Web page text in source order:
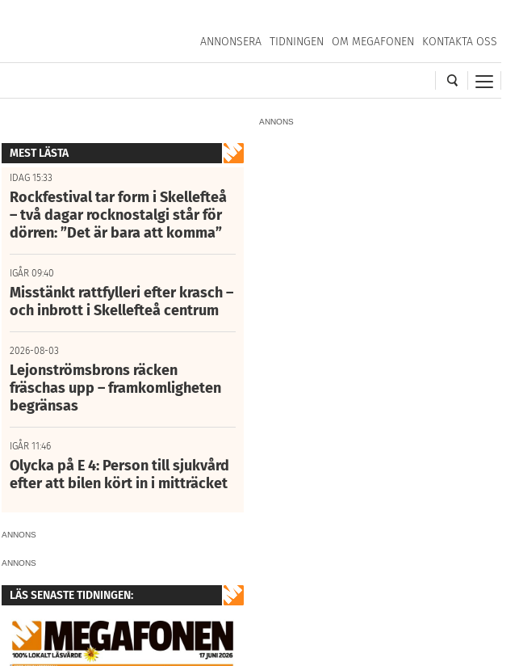
ANNONSERA TIDNINGEN OM MEGAFONEN KONTAKTA OSS
ANNONS
MEST LÄSTA
IDAG 15:33
Rockfestival tar form i Skellefteå
– två dagar rocknostalgi står för
dörren: ”Det är bara att komma”
IGÅR 09:40
Misstänkt rattfylleri efter krasch –
och inbrott i Skellefteå centrum
2026-08-03
Lejonströmsbrons räcken
fräschas upp – framkomligheten
begränsas
IGÅR 11:46
Olycka på E 4: Person till sjukvård
efter att bilen kört in i mitträcket
ANNONS
ANNONS
LÄS SENASTE TIDNINGEN: